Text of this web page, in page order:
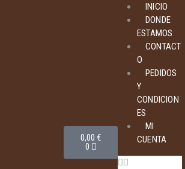
0,00€
0
INICIO
DONDE
ESTAMOS
CONTACT
O
PEDIDOS
Y
CONDICION
ES
MI
CUENTA